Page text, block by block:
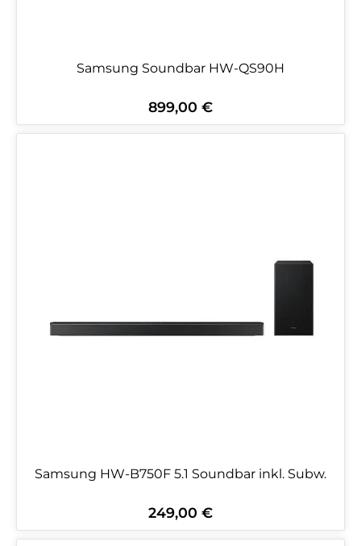
Samsung Soundbar HW-QS90H
Regulärer Preis:
899,00 €
Samsung HW-B750F 5.1 Soundbar inkl. Subw.
Regulärer Preis:
249,00 €